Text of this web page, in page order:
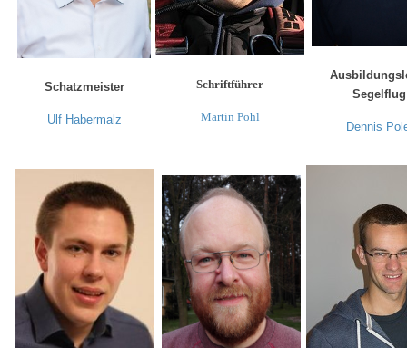
Schatzmeister
Ulf Habermalz
Schriftführer
Martin Pohl
Segelflug
Dennis